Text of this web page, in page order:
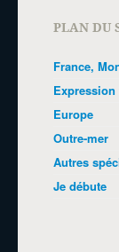
PLAN DU
France,
Europe
Outre-mer
Autres
Je débute